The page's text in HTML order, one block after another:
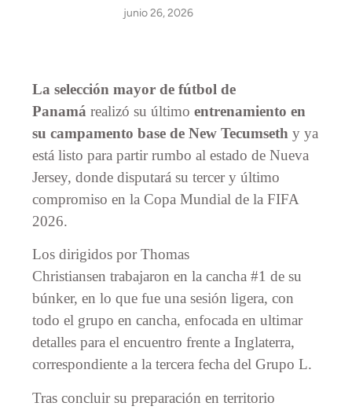
junio 26, 2026
La selección mayor de fútbol de
Panamá realizó su último entrenamiento en
su campamento base de New Tecumseth y ya
está listo para partir rumbo al estado de Nueva
Jersey, donde disputará su tercer y último
compromiso en la Copa Mundial de la FIFA
2026.
Los dirigidos por Thomas
Christiansen trabajaron en la cancha #1 de su
búnker, en lo que fue una sesión ligera, con
todo el grupo en cancha, enfocada en ultimar
detalles para el encuentro frente a Inglaterra,
correspondiente a la tercera fecha del Grupo L.
Tras concluir su preparación en territorio